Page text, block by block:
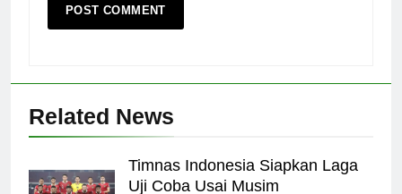
Related News
Timnas Indonesia Siapkan Laga
Uji Coba Usai Musim